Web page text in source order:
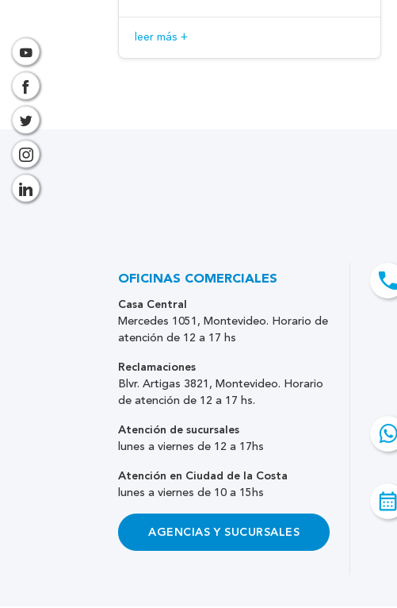
leer más +
OFICINAS COMERCIALES
Casa Central
Mercedes 1051, Montevideo. Horario de
atención de 12 a 17 hs
Reclamaciones
Blvr. Artigas 3821, Montevideo. Horario
de atención de 12 a 17 hs.
Atención de sucursales
lunes a viernes de 12 a 17hs
Atención en Ciudad de la Costa
lunes a viernes de 10 a 15hs
AGENCIAS Y SUCURSALES